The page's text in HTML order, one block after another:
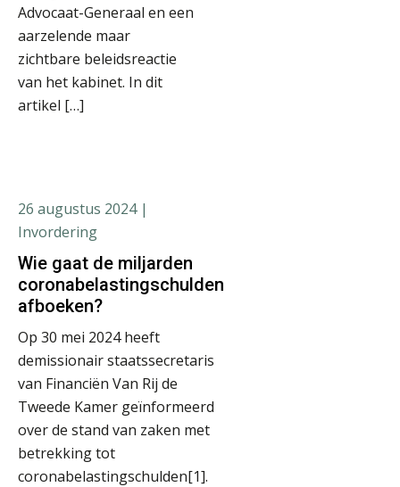
Advocaat-Generaal en een
aarzelende maar
zichtbare beleidsreactie
van het kabinet. In dit
artikel […]
26 augustus 2024|
Invordering
Wie gaat de miljarden
coronabelastingschulden
afboeken?
Op 30 mei 2024 heeft
demissionair staatssecretaris
van Financiën Van Rij de
Tweede Kamer geïnformeerd
over de stand van zaken met
betrekking tot
coronabelastingschulden[1].